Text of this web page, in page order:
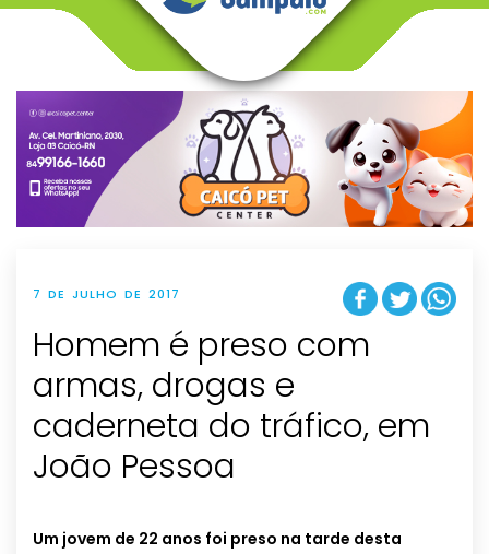
v
g
t
i
o
n
7 DE JULHO DE 2017
Homem é preso com
armas, drogas e
caderneta do tráfico, em
João Pessoa
Um jovem de 22 anos foi preso na tarde desta